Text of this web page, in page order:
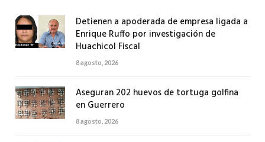
Detienen a apoderada de empresa ligada a
Enrique Ruffo por investigación de
Huachicol Fiscal
8 agosto, 2026
Aseguran 202 huevos de tortuga golfina
en Guerrero
8 agosto, 2026